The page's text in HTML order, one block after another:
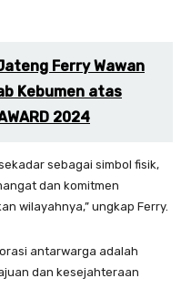
Ferry Wawan
Kebumen atas
2024
sebagai simbol fisik,
dan komitmen
wilayahnya,” ungkap Ferry.
antarwarga adalah
dan kesejahteraan